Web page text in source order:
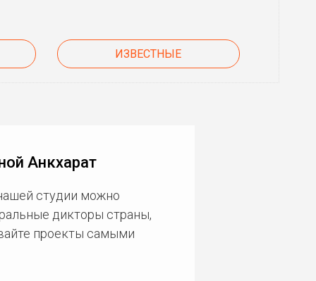
ИЗВЕСТНЫЕ
Анкхарат
студии можно
дикторы страны,
проекты самыми